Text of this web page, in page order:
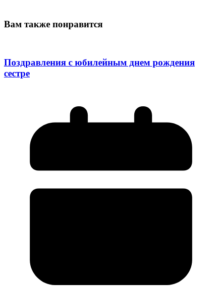
Вам также понравится
Поздравления с юбилейным днем рождения
сестре